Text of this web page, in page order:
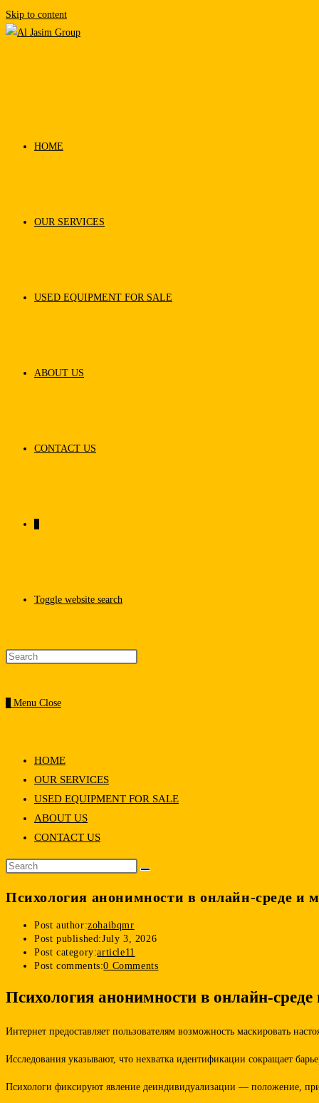
Skip to content
HOME
OUR SERVICES
USED EQUIPMENT FOR SALE
ABOUT US
CONTACT US
Toggle website search
Menu Close
HOME
OUR SERVICES
USED EQUIPMENT FOR SALE
ABOUT US
CONTACT US
Психология анонимности в онлайн-среде и
Post author:zohaibqmr
Post published:July 3, 2026
Post category:article11
Post comments:0 Comments
Психология анонимности в онлайн-среде
Интернет предоставляет пользователям возможность маскировать
Исследования указывают, что нехватка идентификации сокращает
Психологи фиксируют явление деиндивидуализации — положение,